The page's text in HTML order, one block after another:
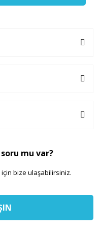
mu var?
için bize ulaşabilirsiniz.